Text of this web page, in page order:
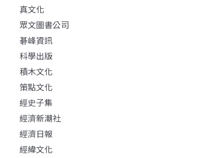
真文化
眾文圖書公司
碁峰資訊
科學出版
積木文化
策點文化
經史子集
經濟新潮社
經濟日報
經緯文化